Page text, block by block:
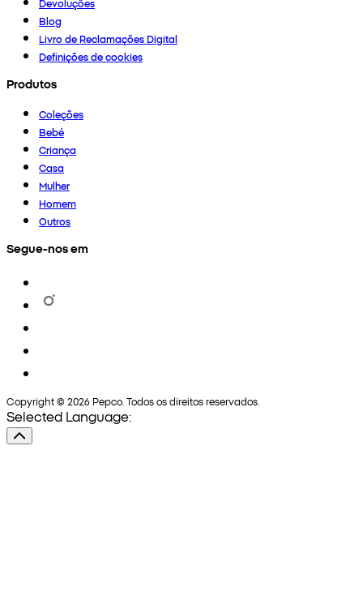
Blog
Livro de Reclamações Digital
Definições de cookies
Produtos
Coleções
Bebé
Criança
Casa
Mulher
Homem
Outros
Segue-nos em
Copyright © 2026 Pepco. Todos os direitos reservados.
Selected Language: